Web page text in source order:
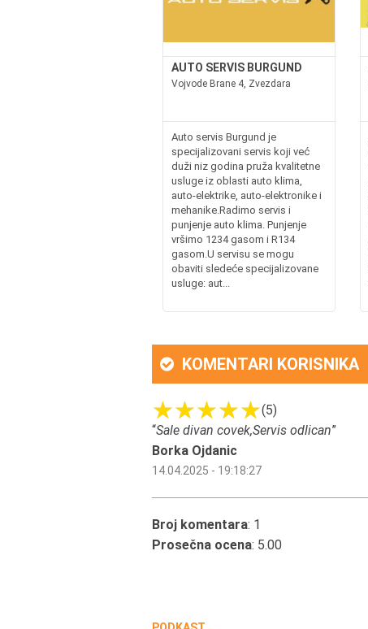
AUTO SERVIS BURGUND
Vojvode Brane 4, Zvezdara
Auto servis Burgund je
specijalizovani servis koji već
duži niz godina pruža kvalitetne
usluge iz oblasti auto klima,
auto-elektrike, auto-elektronike i
mehanike.Radimo servis i
punjenje auto klima. Punjenje
vršimo 1234 gasom i R134
gasom.U servisu se mogu
obaviti sledeće specijalizovane
usluge: aut...
KOMENTARI KORISNIKA
(5)
“Sale divan covek,Servis odlican”
Borka Ojdanic
14.04.2025 - 19:18:27
Broj komentara: 1
Prosečna ocena: 5.00